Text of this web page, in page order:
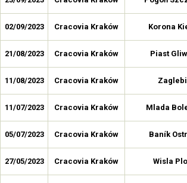
02/09/2023 Cracovia Kraków Korona
21/08/2023 Cracovia Kraków Piast
11/08/2023 Cracovia Kraków
11/07/2023 Cracovia Kraków Mlada
05/07/2023 Cracovia Kraków Baník
27/05/2023 Cracovia Kraków Wisla